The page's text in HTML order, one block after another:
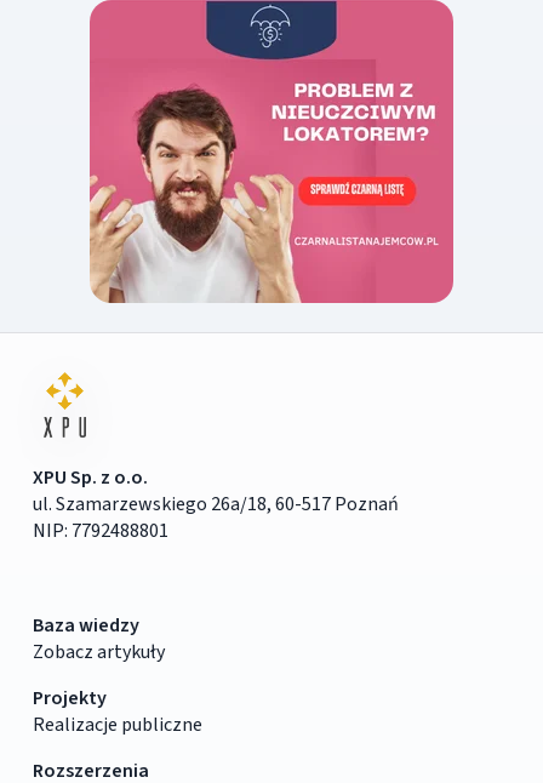
XPU Sp. z o.o.
ul. Szamarzewskiego 26a/18, 60-517 Poznań
NIP: 7792488801
Baza wiedzy
Zobacz artykuły
Projekty
Realizacje publiczne
Rozszerzenia